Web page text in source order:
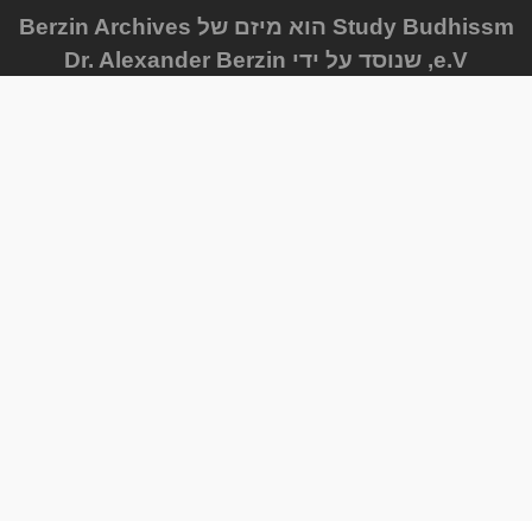
Study Budhissm הוא מיזם של Berzin Archives
e.V, שנוסד על ידי Dr. Alexander Berzin